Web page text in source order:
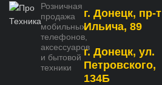
Розничная
продажа
мобильных
телефонов,
аксессуаров
и бытовой
техники
г. Донецк, пр-т
Ильича, 89
г. Донецк, ул.
Петровского,
134Б